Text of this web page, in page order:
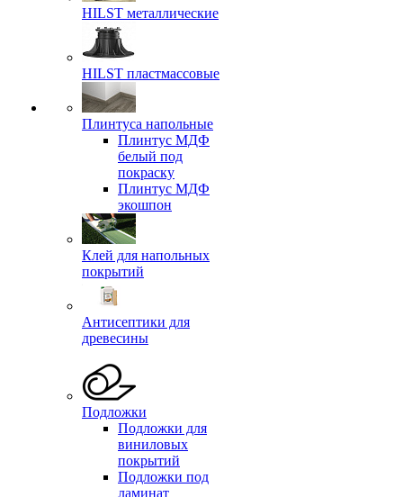
HILST металлические
HILST пластмассовые
Плинтуса напольные
Плинтус МДФ
белый под
покраску
Плинтус МДФ
экошпон
Клей для напольных
покрытий
Антисептики для
древесины
Подложки
Подложки для
виниловых
покрытий
Подложки под
ламинат